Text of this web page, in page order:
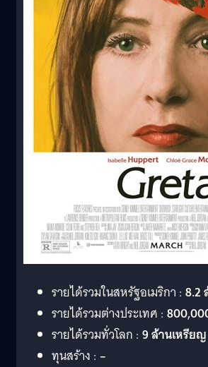
รายได้รวมในสหรัฐอเมริกา : 8.2
รายได้รวมต่างประเทศ :
รายได้รวมทั่วโลก : 9 ล้านเหรียญ
ทุนสร้าง : –